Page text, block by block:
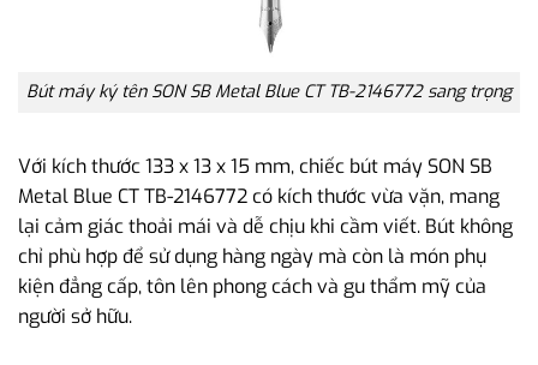
Bút máy ký tên SON SB Metal Blue CT TB-2146772 sang trọng
Với kích thước 133 x 13 x 15 mm, chiếc bút máy SON SB
Metal Blue CT TB-2146772 có kích thước vừa vặn, mang
lại cảm giác thoải mái và dễ chịu khi cầm viết. Bút không
chỉ phù hợp để sử dụng hàng ngày mà còn là món phụ
kiện đẳng cấp, tôn lên phong cách và gu thẩm mỹ của
người sở hữu.